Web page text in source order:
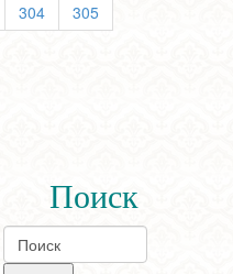
304
305
Поиск